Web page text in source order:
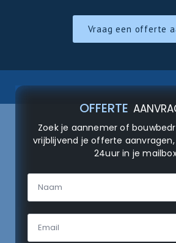
Vraag een offerte
OFFERTE
Zoek je aannemer of
vrijblijvend je offerte
24uur in je